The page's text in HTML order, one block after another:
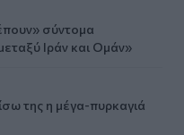
σύντομα
Ιράν και Ομάν»
της η μέγα-πυρκαγιά